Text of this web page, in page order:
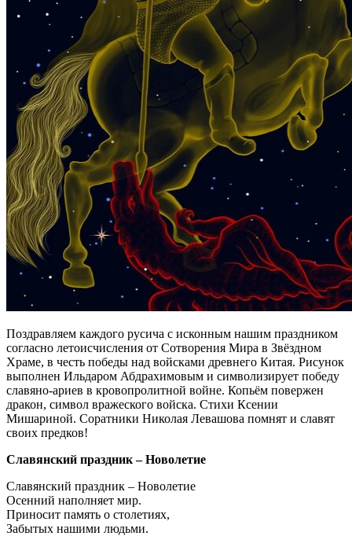
Поздравляем каждого русича с исконным нашим праздником
согласно летоисчисления от Сотворения Мира в Звёздном
Храме, в честь победы над войсками древнего Китая. Рисунок
выполнен Ильдаром Абдрахимовым и символизирует победу
славяно-ариев в кровопролитной войне. Копьём повержен
дракон, символ вражеского войска. Стихи Ксении
Мишариной. Соратники Николая Левашова помнят и славят
своих предков!
Славянский праздник – Новолетие
Славянский праздник – Новолетие
Осенний наполняет мир.
Приносит память о столетиях,
Забытых нашими людьми.